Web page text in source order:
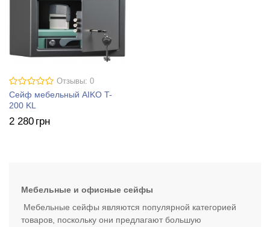
Отзывы: 0
Сейф мебельный AIKO T-
200 KL
2 280 грн
Мебельные и офисные сейфы
Мебельные сейфы являются популярной категорией
товаров, поскольку они предлагают большую